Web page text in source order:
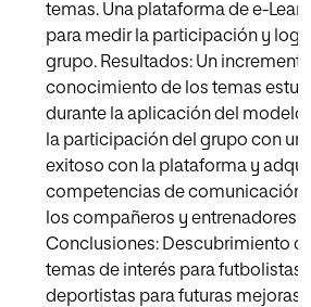
temas. Una plataforma de e-
para medir la participación y
grupo. Resultados: Un
conocimiento de los temas
durante la aplicación del
la participación del grupo con un
exitoso con la plataforma y
competencias de comunicación
los compañeros y entrenadores.
Conclusiones: Descubrimiento
temas de interés para futbolistas
deportistas para futuras mejoras